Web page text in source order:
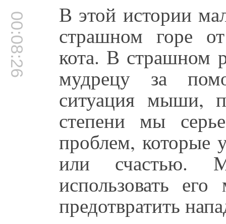
00:08:26 В этой истории
страшном горе
кота. В страшном
мудрецу за
ситуация мыши,
степени мы
проблем, которые
или счастью.
использовать
предотвратить